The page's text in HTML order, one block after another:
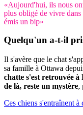
«Aujourd'hui, ils nous
plus obligé de vivre
émis un bip»
Quelqu'un a-t-il
Il s'avère que le chat
sa famille à Ottawa
chatte s'est retrouvée
de là, reste un mystère,
Ces chiens s'entraînent à